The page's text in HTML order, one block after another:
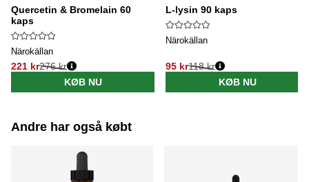
Quercetin & Bromelain 60
kaps
Närokällan
221 kr
Normalpris:
276 kr
KØB NU
L-lysin 90 kaps
Närokällan
95 kr
Normalpris:
118 kr
KØB NU
Andre har også købt